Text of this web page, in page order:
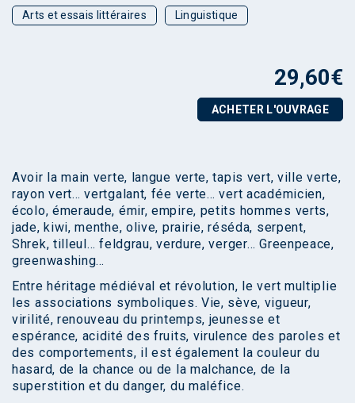
Arts et essais littéraires Linguistique
29,60€
ACHETER L'OUVRAGE
Avoir la main verte, langue verte, tapis vert, ville verte,
rayon vert… vertgalant, fée verte… vert académicien,
écolo, émeraude, émir, empire, petits hommes verts,
jade, kiwi, menthe, olive, prairie, réséda, serpent,
Shrek, tilleul… feldgrau, verdure, verger… Greenpeace,
greenwashing…
Entre héritage médiéval et révolution, le vert multiplie
les associations symboliques. Vie, sève, vigueur,
virilité, renouveau du printemps, jeunesse et
espérance, acidité des fruits, virulence des paroles et
des comportements, il est également la couleur du
hasard, de la chance ou de la malchance, de la
superstition et du danger, du maléfice.